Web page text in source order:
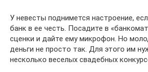
У невесты поднимется настроение,
банк в ее честь. Посадите в
сценки и дайте ему микрофон. Но
деньги не просто так. Для этого им
несколько веселых свадебных